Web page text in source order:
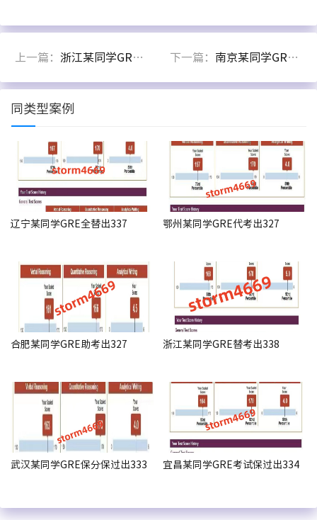
上一篇： 浙江某同学GRE考试保分出332 下一篇： 南京某同学GRE替考出324分
同类型案例
辽宁某同学GRE全替出337 鄂州某同学GRE代考出327
合肥某同学GRE助考出327 浙江某同学GRE替考出338
武汉某同学GRE保分保过出333 宜昌某同学GRE考试保过出334